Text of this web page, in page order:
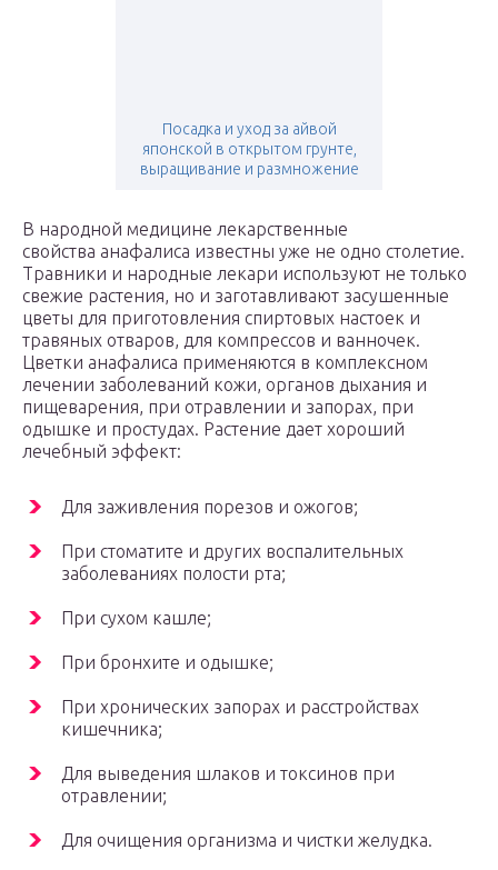
Посадка и уход за айвой
японской в открытом грунте,
выращивание и размножение
В народной медицине лекарственные
свойства анафалиса известны уже не одно столетие.
Травники и народные лекари используют не только
свежие растения, но и заготавливают засушенные
цветы для приготовления спиртовых настоек и
травяных отваров, для компрессов и ванночек.
Цветки анафалиса применяются в комплексном
лечении заболеваний кожи, органов дыхания и
пищеварения, при отравлении и запорах, при
одышке и простудах. Растение дает хороший
лечебный эффект:
Для заживления порезов и ожогов;
При стоматите и других воспалительных
заболеваниях полости рта;
При сухом кашле;
При бронхите и одышке;
При хронических запорах и расстройствах
кишечника;
Для выведения шлаков и токсинов при
отравлении;
Для очищения организма и чистки желудка.